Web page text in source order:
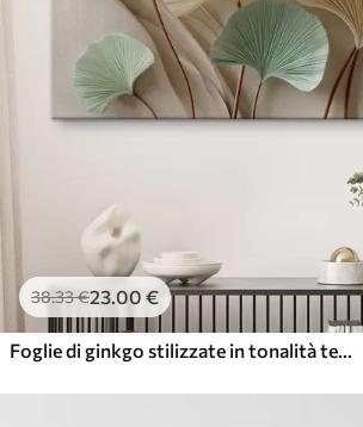
38.33€23.00 €
Foglie di ginkgo stilizzate in tonalità tenui